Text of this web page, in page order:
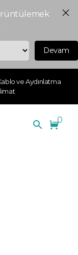
Devam
ve Aydınlatma
0